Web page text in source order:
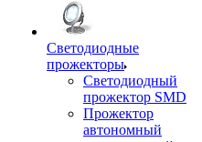
Светодиодные
прожекторы
Светодиодный
прожектор SMD
Прожектор
автономный